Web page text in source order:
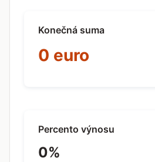
Konečná suma
0 euro
Percento výnosu
0%